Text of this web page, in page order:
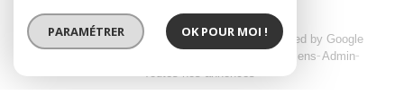
© 2026 | Tous droits réservés | Traduction powered by Google
Liens Admin
PARAMÉTRER OK POUR MOI !